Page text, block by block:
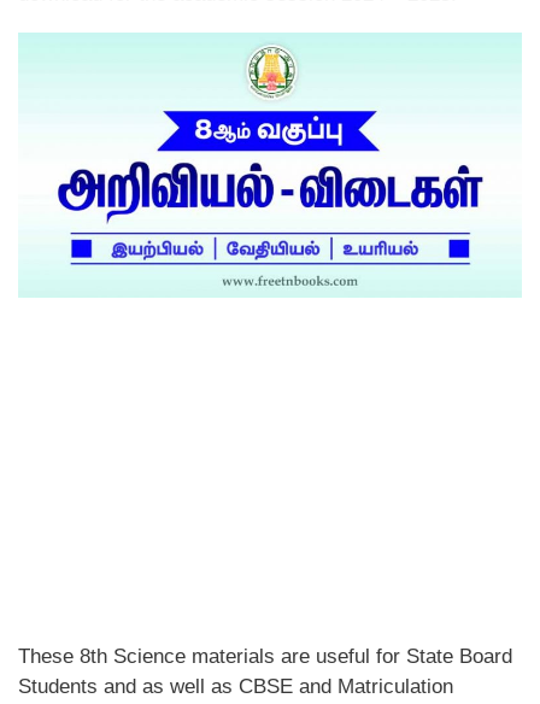
These 8th Science materials are useful for State Board
Students and as well as CBSE and Matriculation